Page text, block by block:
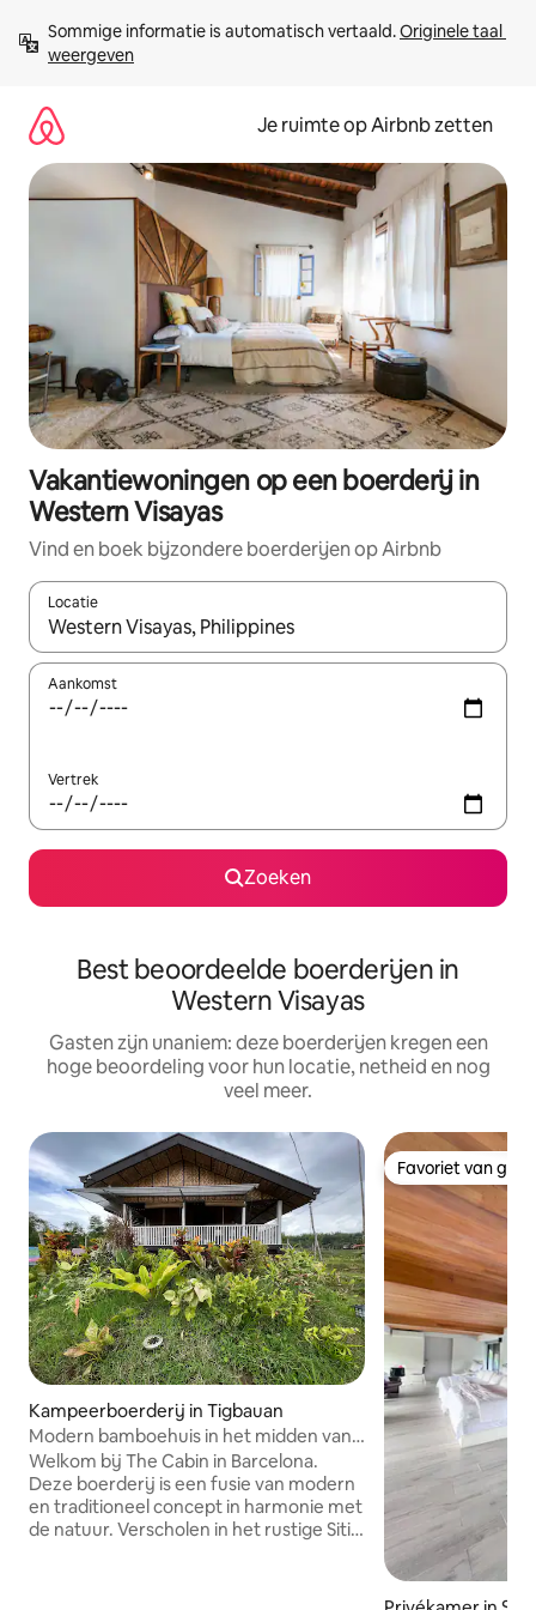
direct
naar
Sommige informatie is automatisch vertaald. Originele taal
weergeven
Je ruimte op Airbnb zetten
Vakantiewoningen op een boerderij in
Western Visayas
Vind en boek bijzondere boerderijen op Airbnb
Locatie
Wanneer er suggesties beschikbaar zijn, maak je een keuze
Aankomst
Vertrek
Zoeken
Best beoordeelde boerderijen in
Western Visayas
Gasten zijn unaniem: deze boerderijen kregen een
hoge beoordeling voor hun locatie, netheid en nog
veel meer.
Kampeerboerderij in Tigbauan
Modern bamboehuis in het midden van
rijstveld
Welkom bij The Cabin in Barcelona.
Deze boerderij is een fusie van modern
en traditioneel concept in harmonie met
de natuur. Verscholen in het rustige Sitio
Favoriet van
Favoriet van